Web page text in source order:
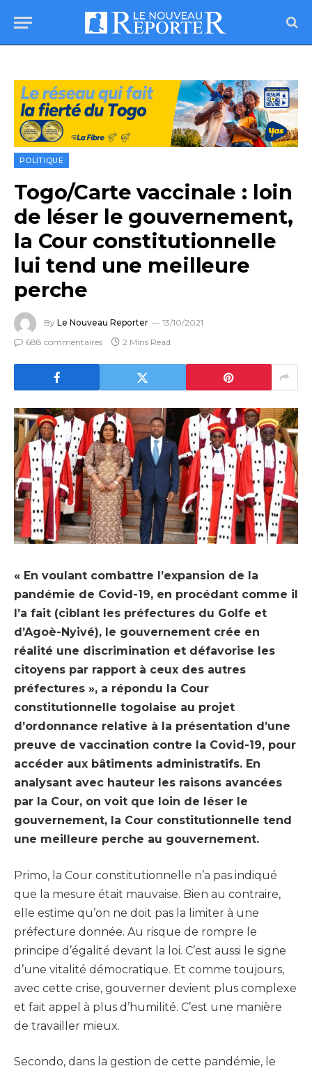
POLITIQUE
Togo/Carte vaccinale : loin
de léser le gouvernement,
la Cour constitutionnelle
lui tend une meilleure
perche
By Le Nouveau Reporter
13/10/2021
688 commentaires
2 Mins Read
« En voulant combattre l’expansion de la
pandémie de Covid-19, en procédant comme il
l’a fait (ciblant les préfectures du Golfe et
d’Agoè-Nyivé), le gouvernement crée en
réalité une discrimination et défavorise les
citoyens par rapport à ceux des autres
préfectures », a répondu la Cour
constitutionnelle togolaise au projet
d’ordonnance relative à la présentation d’une
preuve de vaccination contre la Covid-19, pour
accéder aux bâtiments administratifs. En
analysant avec hauteur les raisons avancées
par la Cour, on voit que loin de léser le
gouvernement, la Cour constitutionnelle tend
une meilleure perche au gouvernement.
Primo, la Cour constitutionnelle n’a pas indiqué
que la mesure était mauvaise. Bien au contraire,
elle estime qu’on ne doit pas la limiter à une
préfecture donnée. Au risque de rompre le
principe d’égalité devant la loi. C’est aussi le signe
d’une vitalité démocratique. Et comme toujours,
avec cette crise, gouverner devient plus complexe
et fait appel à plus d’humilité. C’est une manière
de travailler mieux.
Secondo, dans la gestion de cette pandémie, le